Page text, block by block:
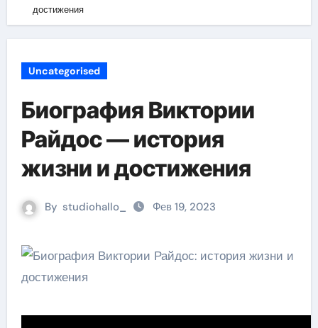
достижения
Uncategorised
Биография Виктории
Райдос — история
жизни и достижения
By studiohallo_ Фев 19, 2023